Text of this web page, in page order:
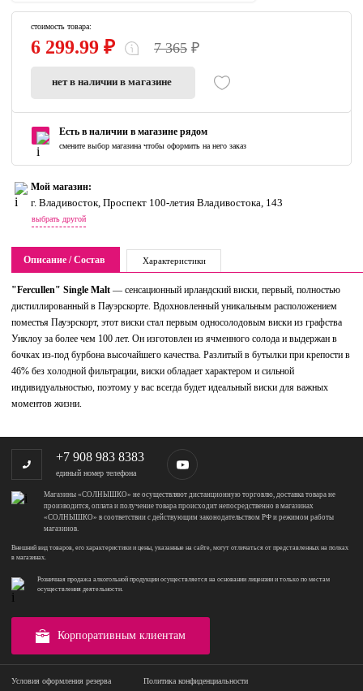
стоимость товара:
6 299.99 ₽ 7 365 ₽
нет в наличии в магазине
Есть в наличии в магазине рядом
смените выбор магазина чтобы оформить на него заказ
Мой магазин:
г. Владивосток, Проспект 100-летия Владивостока, 143
выбрать другой
Описание / Состав Характеристики
"Fercullen" Single Malt — сенсационный ирландский виски, первый, полностью
дистиллированный в Пауэрскорте. Вдохновленный уникальным расположением
поместья Пауэрскорт, этот виски стал первым односолодовым виски из графства
Уиклоу за более чем 100 лет. Он изготовлен из ячменного солода и выдержан в
бочках из-под бурбона высочайшего качества. Разлитый в бутылки при крепости в
46% без холодной фильтрации, виски обладает характером и сильной
индивидуальностью, поэтому у вас всегда будет идеальный виски для важных
моментов жизни.
+7 908 983 8383
единый номер телефона
Магазины «СОЛНЫШКО» не осуществляют дистанционную торговлю, доставка товара не
производится, оплата и получение товара происходит непосредственно в магазинах
«СОЛНЫШКО» в соответствии с действующим законодательством РФ и режимом работы
магазинов.
Внешний вид товаров, его характеристики и цены, указанные на сайте, могут отличаться от представленных на полках
в магазинах.
Розничная продажа алкогольной продукции осуществляется на основании лицензии и только по местам
осуществления деятельности.
Корпоративным клиентам
Условия оформления резерва Политика конфиденциальности